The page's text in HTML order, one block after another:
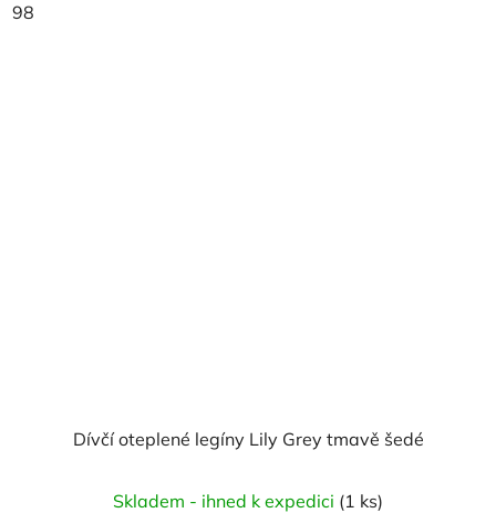
98
Dívčí oteplené legíny Lily Grey tmavě šedé
Skladem - ihned k expedici (1 ks)